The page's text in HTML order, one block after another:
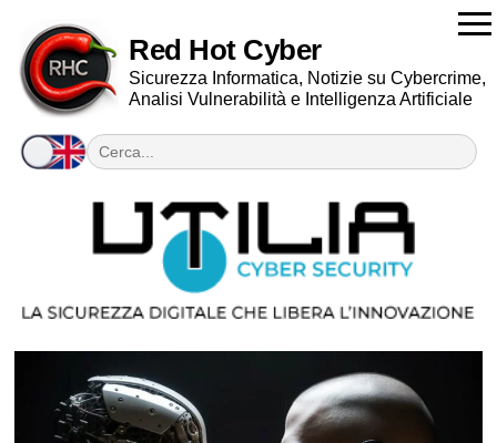
Red Hot Cyber
Sicurezza Informatica, Notizie su Cybercrime,
Analisi Vulnerabilità e Intelligenza Artificiale